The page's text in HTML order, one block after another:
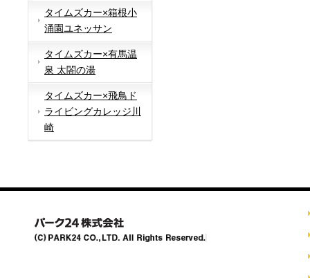
タイムズカー×箱根小
涌園ユネッサン
タイムズカー×有馬温
泉 太閤の湯
タイムズカー×飛鳥ド
ライビングカレッジ川
崎